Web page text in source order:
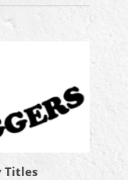
Titles